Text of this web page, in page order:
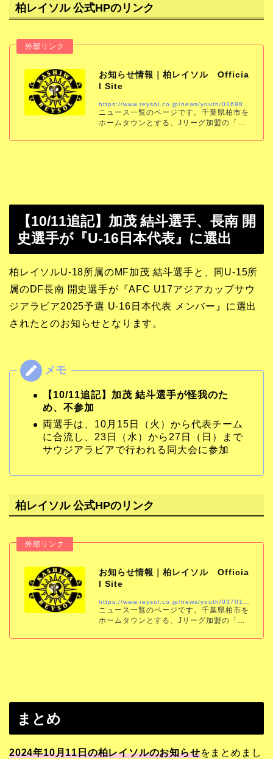
柏レイソル 公式HPのリンク
お知らせ情報｜柏レイソル Officia
l Site
ニュース一覧のページです。千葉県柏市を
ホームタウンとする、Jリーグ加盟の「柏
スケジュール、チケット、チーム情報をい
【10/11追記】加茂 結斗選手、長南 開
史選手が『U-16日本代表』に選出
柏レイソルU-18所属のMF加茂 結斗選手と、同U-15所
属のDF長南 開史選手が『AFC U17アジアカップサウ
ジアラビア2025予選 U-16日本代表 メンバー』に選出
されたとのお知らせとなります。
【10/11追記】加茂 結斗選手が怪我のた
め、不参加
両選手は、10月15日（火）から代表チーム
に合流し、23日（水）から27日（日）まで
サウジアラビアで行われる同大会に参加
柏レイソル 公式HPのリンク
お知らせ情報｜柏レイソル Officia
l Site
ニュース一覧のページです。千葉県柏市を
ホームタウンとする、Jリーグ加盟の「柏
スケジュール、チケット、チーム情報をい
まとめ
2024年10月11日の柏レイソルのお知らせをまとめまし